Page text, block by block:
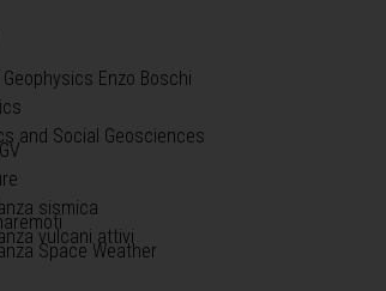
Enzo Boschi
and Social Geosciences
sismica
vulcani attivi
Space Weather